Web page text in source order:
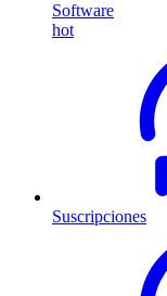
Software
hot
Suscripciones